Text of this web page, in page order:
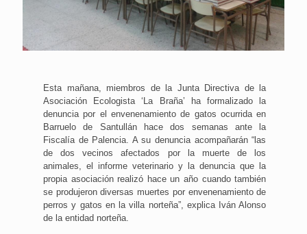
Esta mañana, miembros de la Junta Directiva de la
Asociación Ecologista ‘La Braña’ ha formalizado la
denuncia por el envenenamiento de gatos ocurrida en
Barruelo de Santullán hace dos semanas ante la
Fiscalía de Palencia. A su denuncia acompañarán “las
de dos vecinos afectados por la muerte de los
animales, el informe veterinario y la denuncia que la
propia asociación realizó hace un año cuando también
se produjeron diversas muertes por envenenamiento de
perros y gatos en la villa norteña”, explica Iván Alonso
de la entidad norteña.